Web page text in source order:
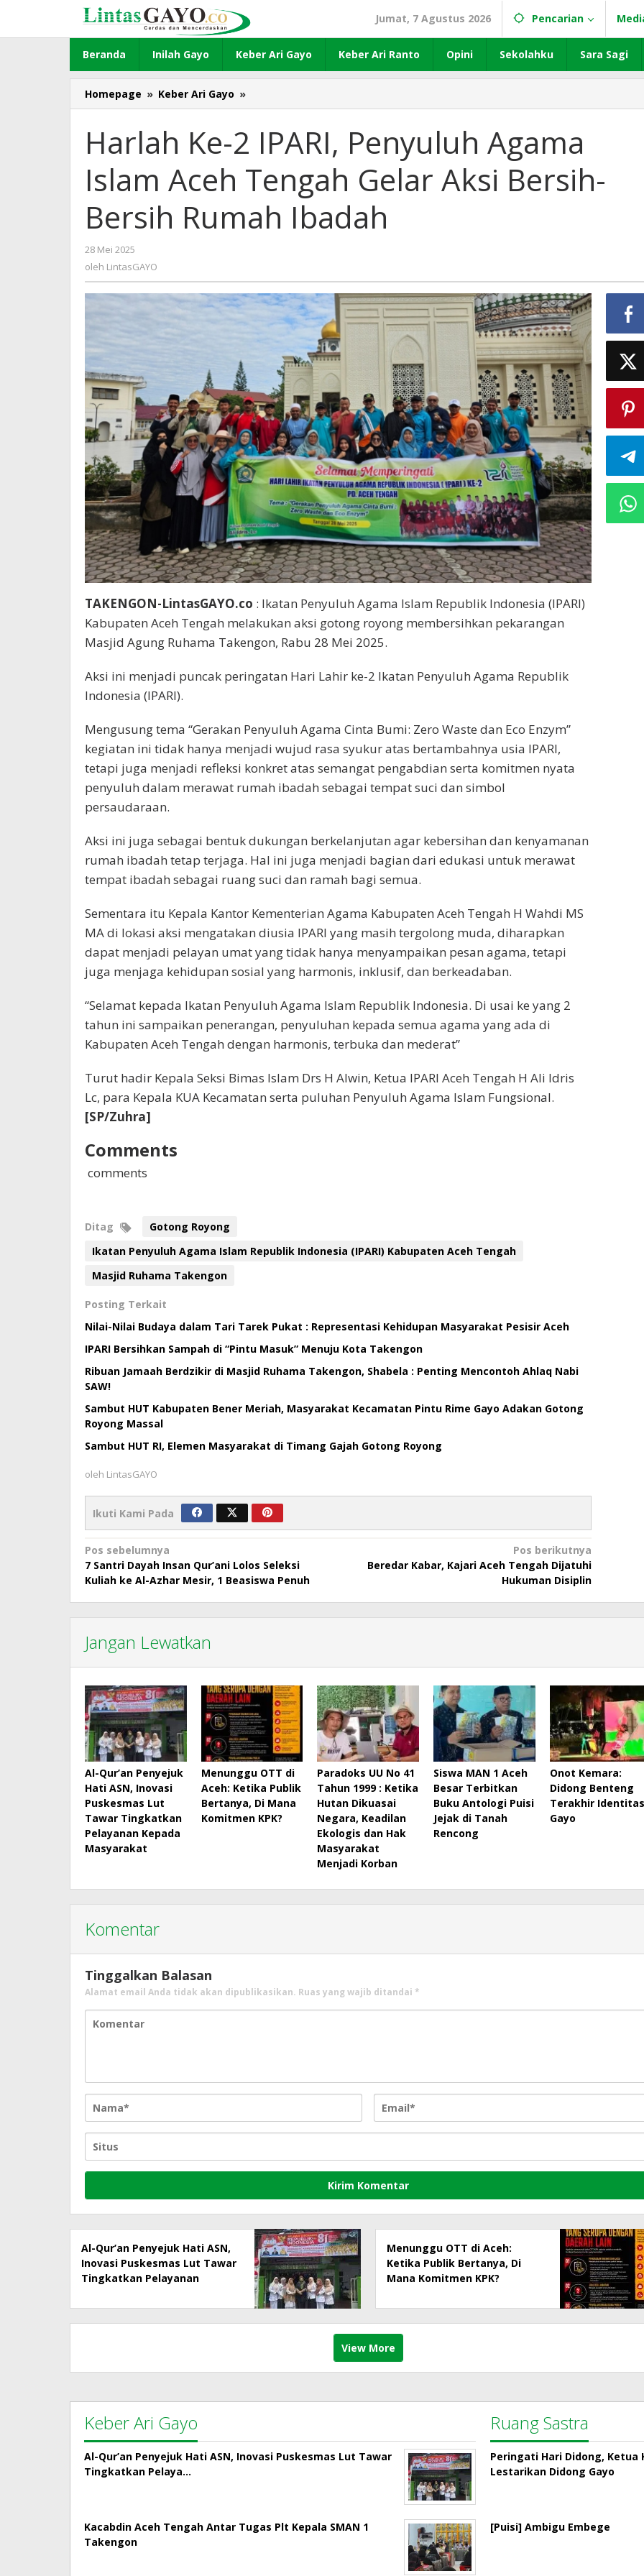
konten
Jumat, 7 Agustus 2026 Pencarian
Beranda Inilah Gayo Keber Ari Gayo Keber Ari Ranto Opini Sekolahku Sara Sagi
Homepage » Keber Ari Gayo »
Ke-
IPARI,
Penyuluh
Agama
Islam
Tengah
Gelar
Rumah
Ibadah
Harlah Ke-2 IPARI, Penyuluh Agama
Islam Aceh Tengah Gelar Aksi Bersih-
Bersih Rumah Ibadah
28 Mei 2025
LintasGAYO
oleh LintasGAYO
TAKENGON-LintasGAYO.co : Ikatan Penyuluh Agama Islam Republik Indonesia (IPARI)
Kabupaten Aceh Tengah melakukan aksi gotong royong membersihkan pekarangan
Masjid Agung Ruhama Takengon, Rabu 28 Mei 2025.
Aksi ini menjadi puncak peringatan Hari Lahir ke-2 Ikatan Penyuluh Agama Republik
Indonesia (IPARI).
Mengusung tema “Gerakan Penyuluh Agama Cinta Bumi: Zero Waste dan Eco Enzym”
kegiatan ini tidak hanya menjadi wujud rasa syukur atas bertambahnya usia IPARI,
tetapi juga menjadi refleksi konkret atas semangat pengabdian serta komitmen nyata
penyuluh dalam merawat rumah ibadah sebagai tempat suci dan simbol
persaudaraan.
Aksi ini juga sebagai bentuk dukungan berkelanjutan agar kebersihan dan kenyamanan
rumah ibadah tetap terjaga. Hal ini juga menjadi bagian dari edukasi untuk merawat
tempat ibadah sebagai ruang suci dan ramah bagi semua.
Sementara itu Kepala Kantor Kementerian Agama Kabupaten Aceh Tengah H Wahdi MS
MA di lokasi aksi mengatakan diusia IPARI yang masih tergolong muda, diharapkan
dapat menjadi pelayan umat yang tidak hanya menyampaikan pesan agama, tetapi
juga menjaga kehidupan sosial yang harmonis, inklusif, dan berkeadaban.
“Selamat kepada Ikatan Penyuluh Agama Islam Republik Indonesia. Di usai ke yang 2
tahun ini sampaikan penerangan, penyuluhan kepada semua agama yang ada di
Kabupaten Aceh Tengah dengan harmonis, terbuka dan mederat”
Turut hadir Kepala Seksi Bimas Islam Drs H Alwin, Ketua IPARI Aceh Tengah H Ali Idris
Lc, para Kepala KUA Kecamatan serta puluhan Penyuluh Agama Islam Fungsional.
[SP/Zuhra]
Comments
comments
Ditag
Gotong Royong
Ikatan Penyuluh Agama Islam Republik Indonesia (IPARI) Kabupaten Aceh Tengah
Masjid Ruhama Takengon
Posting Terkait
Nilai-Nilai Budaya dalam Tari Tarek Pukat : Representasi Kehidupan Masyarakat Pesisir Aceh
IPARI Bersihkan Sampah di “Pintu Masuk” Menuju Kota Takengon
Ribuan Jamaah Berdzikir di Masjid Ruhama Takengon, Shabela : Penting Mencontoh Ahlaq Nabi
SAW!
Sambut HUT Kabupaten Bener Meriah, Masyarakat Kecamatan Pintu Rime Gayo Adakan Gotong
Royong Massal
Sambut HUT RI, Elemen Masyarakat di Timang Gajah Gotong Royong
oleh LintasGAYO
Ikuti Kami Pada
Navigasi
pos
Pos sebelumnya
7 Santri Dayah Insan Qur’ani Lolos Seleksi
Kuliah ke Al-Azhar Mesir, 1 Beasiswa Penuh
Pos berikutnya
Beredar Kabar, Kajari Aceh Tengah Dijatuhi
Hukuman Disiplin
Jangan Lewatkan
Al-Qur’an Penyejuk
Hati ASN, Inovasi
Puskesmas Lut
Tawar Tingkatkan
Pelayanan Kepada
Masyarakat
Menunggu OTT di
Aceh: Ketika Publik
Bertanya, Di Mana
Komitmen KPK?
Paradoks UU No 41
Tahun 1999 : Ketika
Hutan Dikuasai
Negara, Keadilan
Ekologis dan Hak
Masyarakat
Menjadi Korban
Siswa MAN 1 Aceh
Besar Terbitkan
Buku Antologi Puisi
Jejak di Tanah
Rencong
Onot Kemara:
Didong Benteng
Terakhir Identitas
Gayo
Komentar
Tinggalkan Balasan
Alamat email Anda tidak akan dipublikasikan. Ruas yang wajib ditandai *
Al-Qur’an Penyejuk Hati ASN,
Inovasi Puskesmas Lut Tawar
Tingkatkan Pelayanan
Menunggu OTT di Aceh:
Ketika Publik Bertanya, Di
Mana Komitmen KPK?
View More
Keber Ari Gayo
Al-Qur’an Penyejuk Hati ASN, Inovasi Puskesmas Lut Tawar
Tingkatkan Pelaya…
Kacabdin Aceh Tengah Antar Tugas Plt Kepala SMAN 1
Takengon
Ruang Sastra
Peringati Hari Didong, Ketua
Lestarikan Didong Gayo
[Puisi] Ambigu Embege